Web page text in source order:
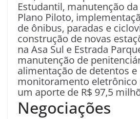
Estudantil, manutenção
Plano Piloto,
de ônibus, paradas e
construção de novas
na Asa Sul e Estrada
manutenção de
alimentação de detentos e
monitoramento eletrônico
um aporte de R$ 97,5
Negociações